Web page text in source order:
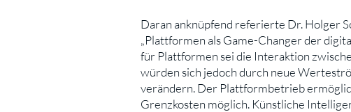
Daran anknüpfend referierte Dr. Holger
„Plattformen als Game-Changer der
für Plattformen sei die Interaktion
würden sich jedoch durch neue
verändern. Der Plattformbetrieb
Grenzkosten möglich. Künstliche